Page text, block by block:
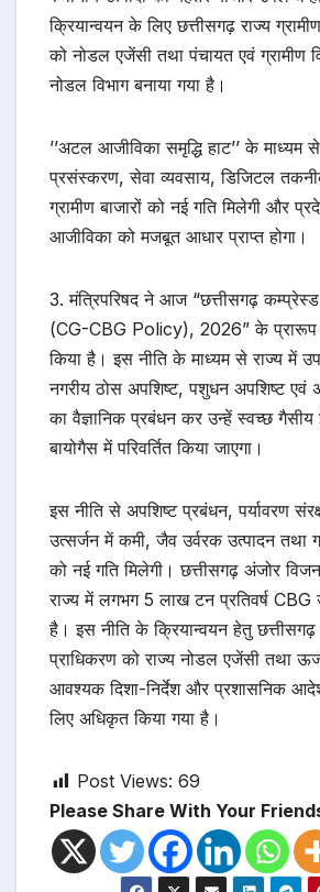
क्रियान्वयन के लिए छत्तीसगढ़ राज्य
को नोडल एजेंसी तथा पंचायत एवं ग्रामीण
नोडल विभाग बनाया गया है।
’’अटल आजीविका समृद्धि हाट’’ के माध्यम
प्रसंस्करण, सेवा व्यवसाय, डिजिटल
ग्रामीण बाजारों को नई गति मिलेगी और
आजीविका को मजबूत आधार प्राप्त होगा।
3. मंत्रिपरिषद ने आज “छत्तीसगढ़ कम्प्रेस्ड
(CG-CBG Policy), 2026” के प्रारूप
किया है। इस नीति के माध्यम से राज्य में
नगरीय ठोस अपशिष्ट, पशुधन अपशिष्ट एवं
का वैज्ञानिक प्रबंधन कर उन्हें स्वच्छ
बायोगैस में परिवर्तित किया जाएगा।
इस नीति से अपशिष्ट प्रबंधन, पर्यावरण
उत्सर्जन में कमी, जैव उर्वरक उत्पादन तथा
को नई गति मिलेगी। छत्तीसगढ़ अंजोर
राज्य में लगभग 5 लाख टन प्रतिवर्ष CBG
है। इस नीति के क्रियान्वयन हेतु छत्तीसगढ़
प्राधिकरण को राज्य नोडल एजेंसी तथा
आवश्यक दिशा-निर्देश और प्रशासनिक
लिए अधिकृत किया गया है।
Post Views: 69
Please Share With Your